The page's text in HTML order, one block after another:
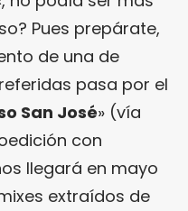
Pues prepárate,
de una de
pasa por el
San José» (vía
con
llegará en mayo
extraídos de